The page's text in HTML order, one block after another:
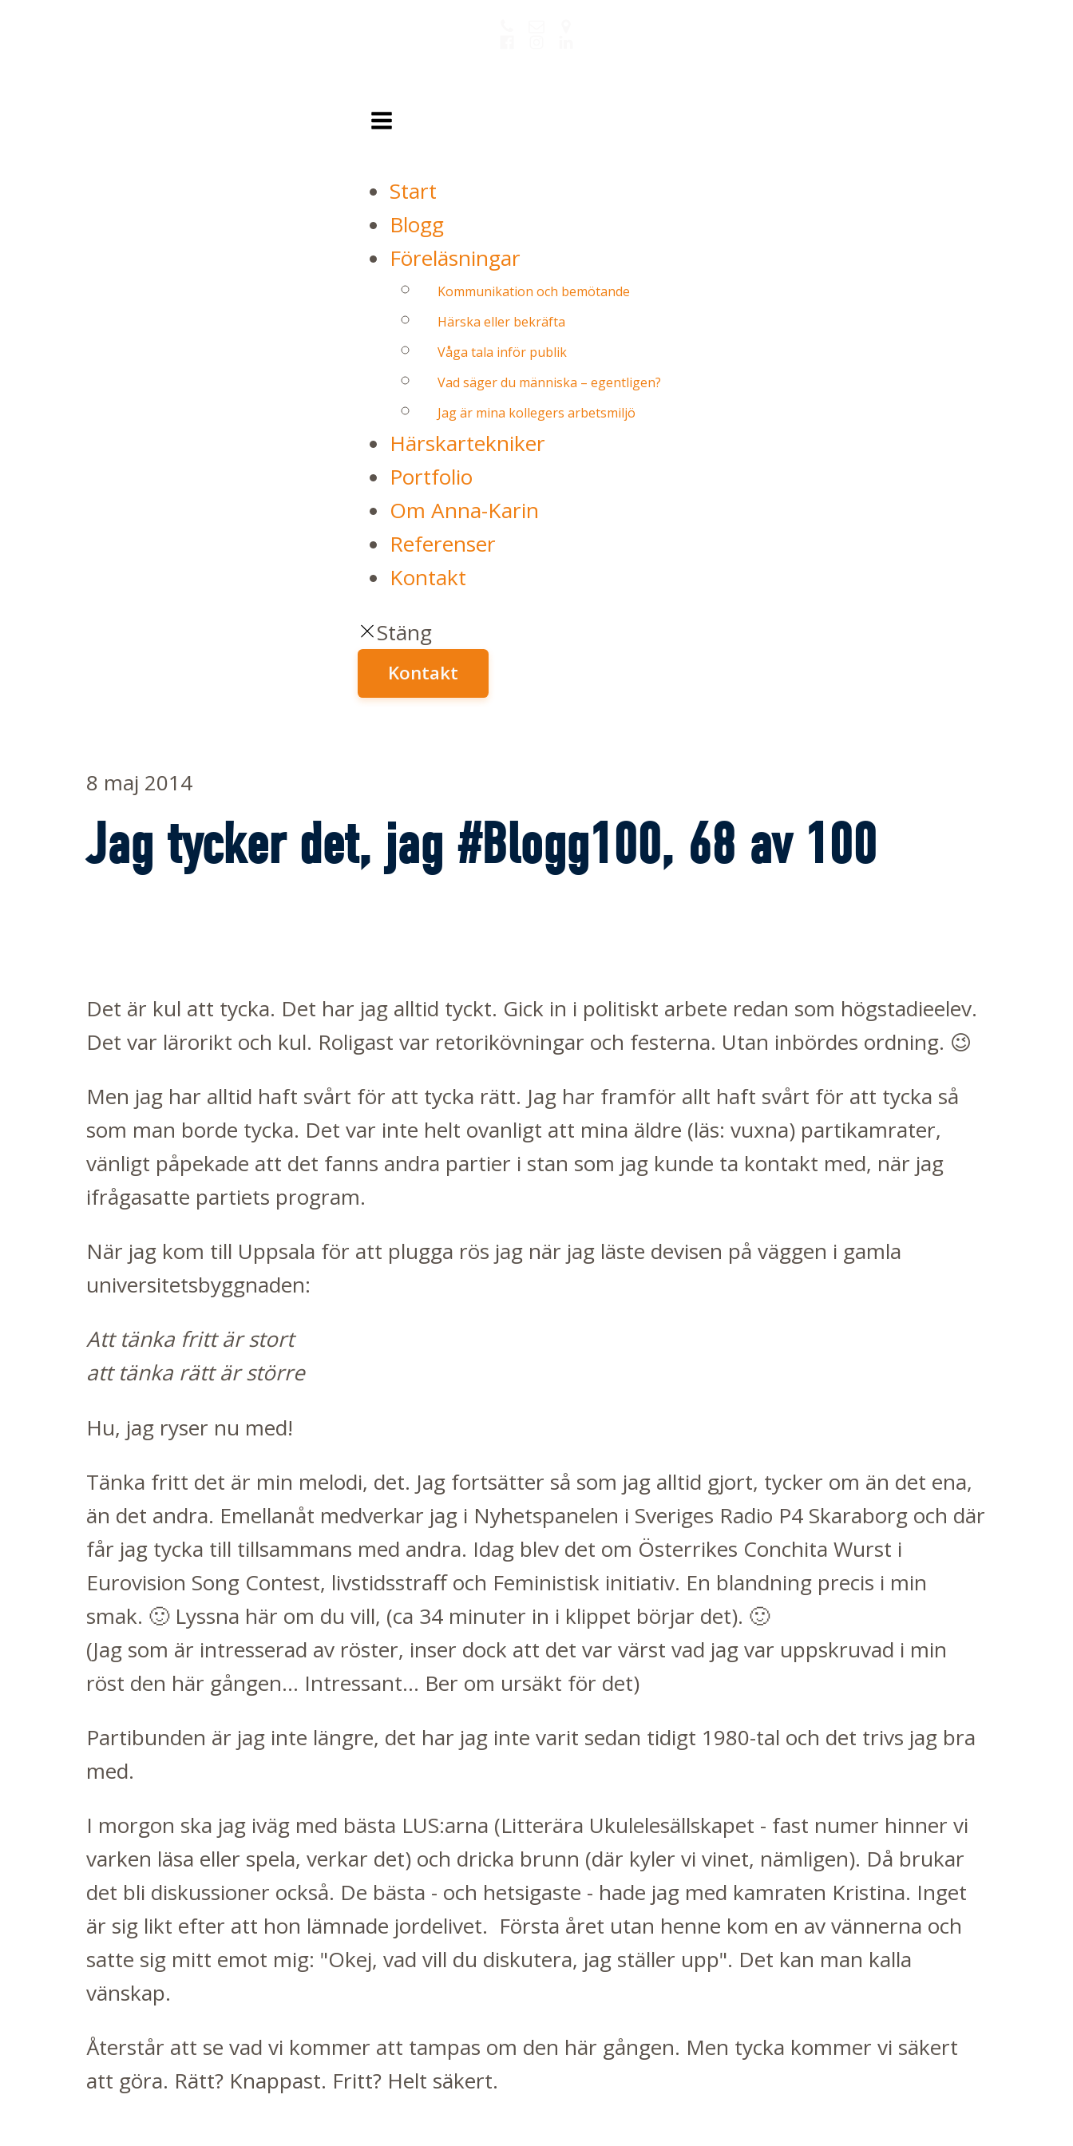
Start
Blogg
Föreläsningar
Kommunikation och bemötande
Härska eller bekräfta
Våga tala inför publik
Vad säger du människa – egentligen?
Jag är mina kollegers arbetsmiljö
Härskartekniker
Portfolio
Om Anna-Karin
Referenser
Kontakt
Stäng
Kontakt
8 maj 2014
Jag tycker det, jag #Blogg100, 68 av 100
Det är kul att tycka. Det har jag alltid tyckt. Gick in i politiskt arbete redan som högstadieelev.
Det var lärorikt och kul. Roligast var retorikövningar och festerna. Utan inbördes ordning. 😉
Men jag har alltid haft svårt för att tycka rätt. Jag har framför allt haft svårt för att tycka så
som man borde tycka. Det var inte helt ovanligt att mina äldre (läs: vuxna) partikamrater,
vänligt påpekade att det fanns andra partier i stan som jag kunde ta kontakt med, när jag
ifrågasatte partiets program.
När jag kom till Uppsala för att plugga rös jag när jag läste devisen på väggen i gamla
universitetsbyggnaden:
Att tänka fritt är stort
att tänka rätt är större
Hu, jag ryser nu med!
Tänka fritt det är min melodi, det. Jag fortsätter så som jag alltid gjort, tycker om än det ena,
än det andra. Emellanåt medverkar jag i Nyhetspanelen i Sveriges Radio P4 Skaraborg och där
får jag tycka till tillsammans med andra. Idag blev det om Österrikes Conchita Wurst i
Eurovision Song Contest, livstidsstraff och Feministisk initiativ. En blandning precis i min
smak. 🙂 Lyssna här om du vill, (ca 34 minuter in i klippet börjar det). 🙂
(Jag som är intresserad av röster, inser dock att det var värst vad jag var uppskruvad i min
röst den här gången... Intressant... Ber om ursäkt för det)
Partibunden är jag inte längre, det har jag inte varit sedan tidigt 1980-tal och det trivs jag bra
med.
I morgon ska jag iväg med bästa LUS:arna (Litterära Ukulelesällskapet - fast numer hinner vi
varken läsa eller spela, verkar det) och dricka brunn (där kyler vi vinet, nämligen). Då brukar
det bli diskussioner också. De bästa - och hetsigaste - hade jag med kamraten Kristina. Inget
är sig likt efter att hon lämnade jordelivet. Första året utan henne kom en av vännerna och
satte sig mitt emot mig: "Okej, vad vill du diskutera, jag ställer upp". Det kan man kalla
vänskap.
Återstår att se vad vi kommer att tampas om den här gången. Men tycka kommer vi säkert
att göra. Rätt? Knappast. Fritt? Helt säkert.